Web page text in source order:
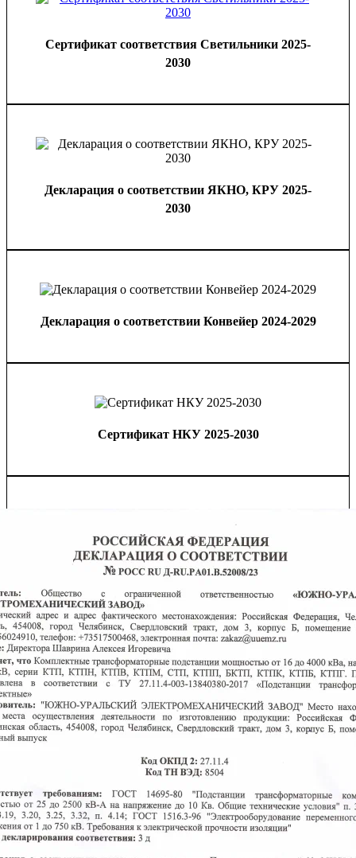
Сертификат соответствия Светильники 2025-
2030
Декларация о соответствии ЯКНО, КРУ 2025-
2030
Декларация о соответствии Конвейер 2024-2029
Сертификат НКУ 2025-2030